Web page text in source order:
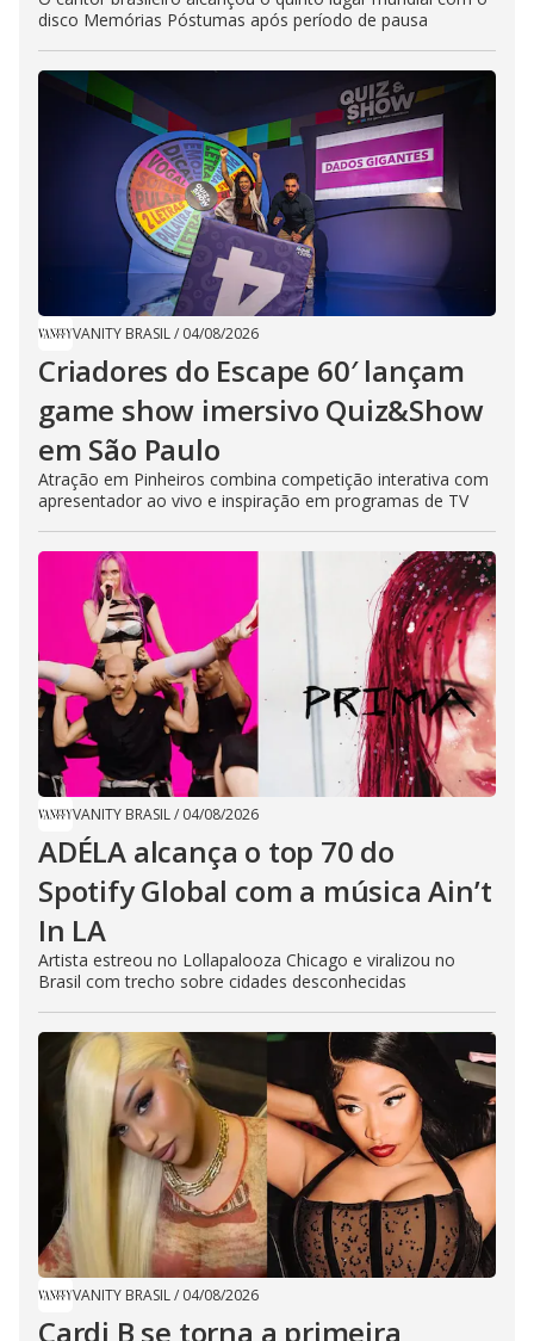
disco Memórias Póstumas após período de pausa
VANITY BRASIL/ 04/08/2026
Criadores do Escape 60′ lançam
game show imersivo Quiz&Show
em São Paulo
Atração em Pinheiros combina competição interativa com
apresentador ao vivo e inspiração em programas de TV
VANITY BRASIL/ 04/08/2026
ADÉLA alcança o top 70 do
Spotify Global com a música Ain’t
In LA
Artista estreou no Lollapalooza Chicago e viralizou no
Brasil com trecho sobre cidades desconhecidas
VANITY BRASIL/ 04/08/2026
Cardi B se torna a primeira